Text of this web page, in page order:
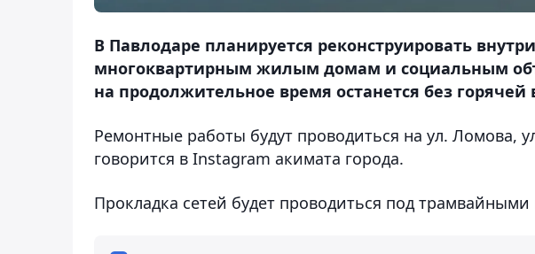
В Павлодаре планируется реконструировать
многоквартирным жилым домам и социальным
на продолжительное время останется без
Ремонтные работы будут проводиться на ул. Ломова,
говорится в Instagram акимата города.
Прокладка сетей будет проводиться под трамвайными